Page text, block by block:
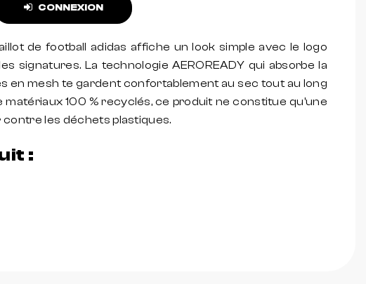
CONNEXION
de football adidas affiche un look simple avec le logo
signatures. La technologie AEROREADY qui absorbe la
en mesh te gardent confortablement au sec tout au long
matériaux 100 % recyclés, ce produit ne constitue qu'une
les déchets plastiques.
: